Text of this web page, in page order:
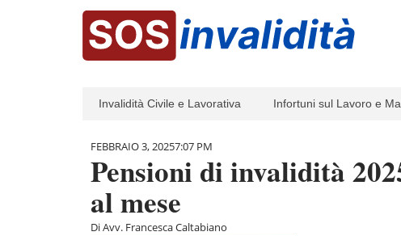
Invalidità Civile e Lavorativa Infortuni sul Lavoro e
FEBBRAIO 3, 20257:07 PM
Pensioni di invalidità
al mese
DiAvv. Francesca Caltabiano